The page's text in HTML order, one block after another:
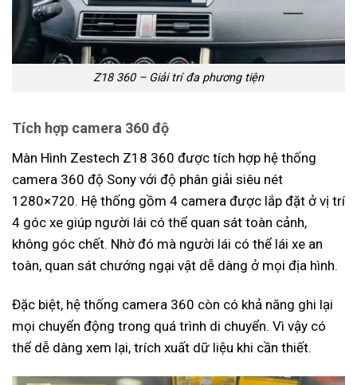
Z18 360 – Giải trí đa phương tiện
Tích hợp camera 360 độ
Màn Hình Zestech Z18 360 được tích hợp hệ thống
camera 360 độ Sony với độ phân giải siêu nét
1280×720. Hệ thống gồm 4 camera được lắp đặt ở vị trí
4 góc xe giúp người lái có thể quan sát toàn cảnh,
không góc chết. Nhờ đó mà người lái có thể lái xe an
toàn, quan sát chướng ngại vật dễ dàng ở mọi địa hình.
Đặc biệt, hệ thống camera 360 còn có khả năng ghi lại
mọi chuyển động trong quá trình di chuyển. Vì vậy có
thể dễ dàng xem lại, trích xuất dữ liệu khi cần thiết.